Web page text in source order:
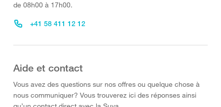
de 08h00 à 17h00.
+41 58 411 12 12
Aide et contact
Vous avez des questions sur nos offres ou quelque chose à
nous communiquer? Vous trouverez ici des réponses ainsi